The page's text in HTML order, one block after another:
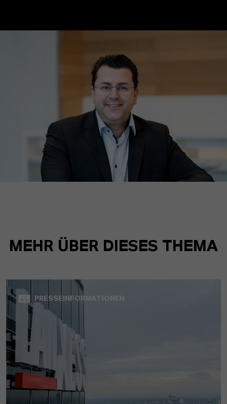
MEHR ÜBER DIESES THEMA
PRESSEINFORMATIONEN